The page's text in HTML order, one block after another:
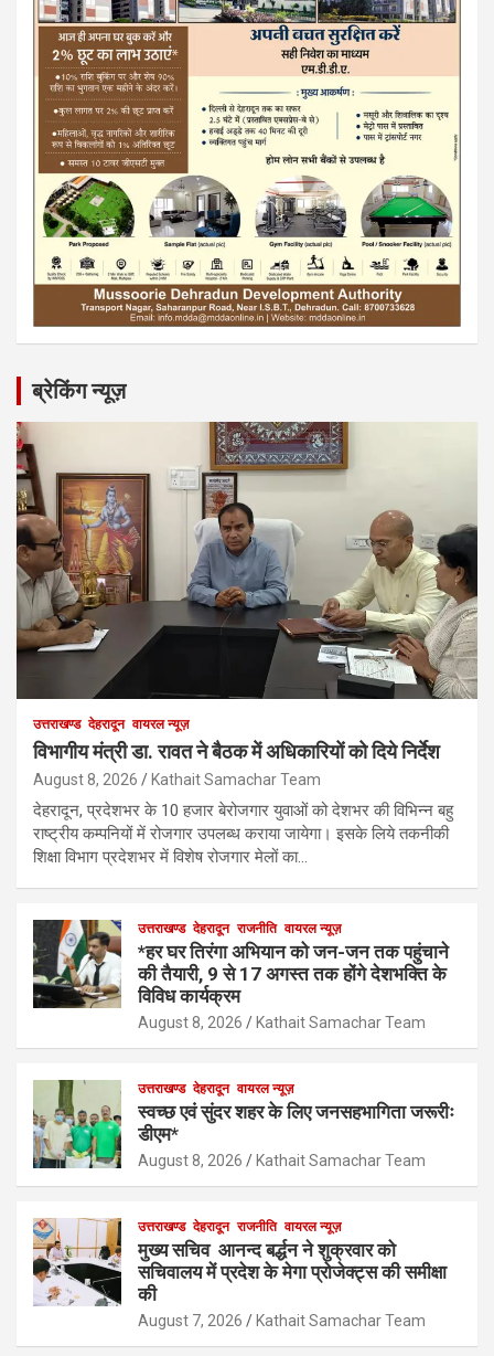
ब्रेकिंग न्यूज़
उत्तराखण्ड देहरादून वायरल न्यूज़
विभागीय मंत्री डा. रावत ने बैठक में अधिकारियों को दिये निर्देश
August 8, 2026 Kathait Samachar Team
देहरादून, प्रदेशभर के 10 हजार बेरोजगार युवाओं को देशभर की विभिन्न बहु
राष्ट्रीय कम्पनियों में रोजगार उपलब्ध कराया जायेगा। इसके लिये तकनीकी
शिक्षा विभाग प्रदेशभर में विशेष रोजगार मेलों का…
उत्तराखण्ड देहरादून राजनीति वायरल न्यूज़
*हर घर तिरंगा अभियान को जन-जन तक पहुंचाने
की तैयारी, 9 से 17 अगस्त तक होंगे देशभक्ति के
विविध कार्यक्रम
August 8, 2026 Kathait Samachar Team
उत्तराखण्ड देहरादून वायरल न्यूज़
स्वच्छ एवं सुंदर शहर के लिए जनसहभागिता जरूरीः
डीएम*
August 8, 2026 Kathait Samachar Team
उत्तराखण्ड देहरादून राजनीति वायरल न्यूज़
मुख्य सचिव आनन्द बर्द्धन ने शुक्रवार को
सचिवालय में प्रदेश के मेगा प्रोजेक्ट्स की समीक्षा
की
August 7, 2026 Kathait Samachar Team